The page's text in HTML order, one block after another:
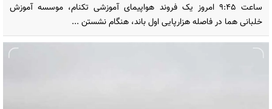
ساعت ۹:۴۵ امروز یک فروند هواپیمای آموزشی تکنام، موسسه آموزش
خلبانی هما در فاصله هزارپایی اول باند، هنگام نشستن ...